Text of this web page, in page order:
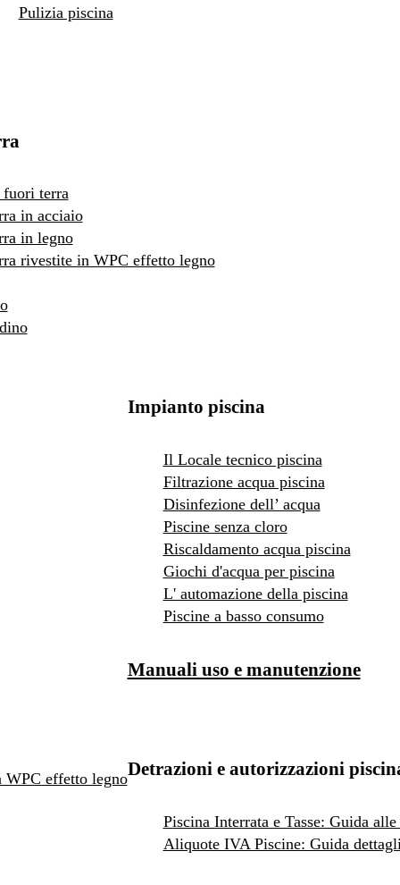
Pulizia piscina
fuori terra
in acciaio
in legno
rivestite in WPC effetto legno
effetto legno
Impianto piscina
Il Locale tecnico piscina
Filtrazione acqua piscina
Disinfezione dell’ acqua
Piscine senza cloro
Riscaldamento acqua piscina
Giochi d'acqua per piscina
L' automazione della piscina
Piscine a basso consumo
Manuali uso e manutenzione
Detrazioni e autorizzazioni
Piscina Interrata e Tasse: Guida
Aliquote IVA Piscine: Guida